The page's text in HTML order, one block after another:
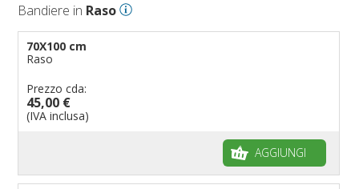
Bandiere in Raso
70X100 cm
Raso
Prezzo cda:
45,00 €
(IVA inclusa)
AGGIUNGI